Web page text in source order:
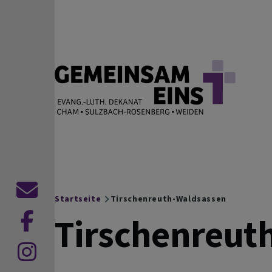
EVANG.-LUTH. DEKANAT
Cham Sulzbach-Rosenberg Weiden
Breadcrumb
Startseite Tirschenreuth-Waldsassen
Kontaktformular